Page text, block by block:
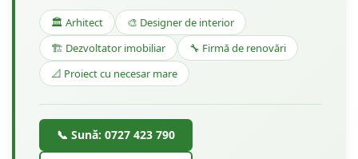
🏛️ Arhitect
🎨 Designer de interior
🏗️ Dezvoltator imobiliar
🔧 Firmă de renovări
📐 Proiect cu necesar mare
📞 Sună: 0727 423 790